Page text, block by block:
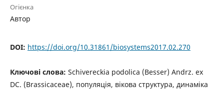
Огієнка
Автор
DOI: https://doi.org/10.31861/biosystems2017.02.270
Ключові слова: Schivereckia podoliсa (Besser) Andrz. ex
DC. (Brassicaceae), популяція, вікова структура, динаміка